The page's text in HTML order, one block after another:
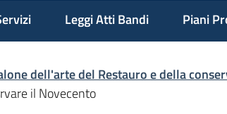
Leggi Atti Bandi Piani
dell'arte del Restauro e della
il Novecento